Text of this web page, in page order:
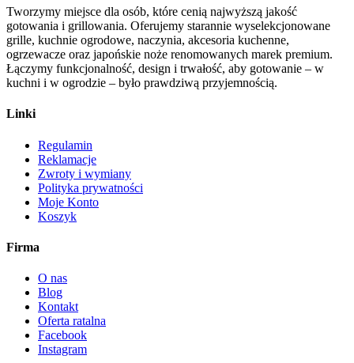
Tworzymy miejsce dla osób, które cenią najwyższą jakość
gotowania i grillowania. Oferujemy starannie wyselekcjonowane
grille, kuchnie ogrodowe, naczynia, akcesoria kuchenne,
ogrzewacze oraz japońskie noże renomowanych marek premium.
Łączymy funkcjonalność, design i trwałość, aby gotowanie – w
kuchni i w ogrodzie – było prawdziwą przyjemnością.
Linki
Regulamin
Reklamacje
Zwroty i wymiany
Polityka prywatności
Moje Konto
Koszyk
Firma
O nas
Blog
Kontakt
Oferta ratalna
Facebook
Instagram